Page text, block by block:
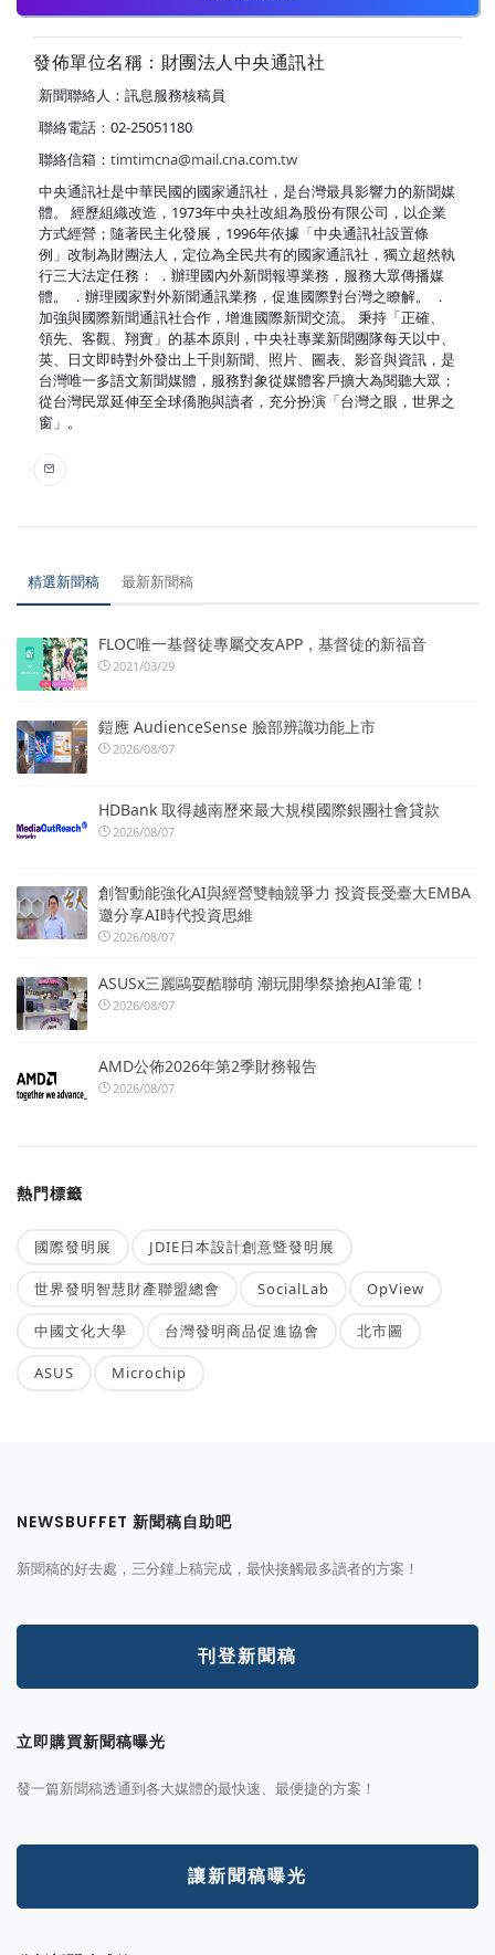
發佈單位名稱：財團法人中央通訊社
新聞聯絡人：訊息服務核稿員
聯絡電話：02-25051180
聯絡信箱： timtimcna@mail.cna.com.tw
中央通訊社是中華民國的國家通訊社，是台灣最具影響力的新聞媒
體。 經歷組織改造，1973年中央社改組為股份有限公司，以企業
方式經營；隨著民主化發展，1996年依據「中央通訊社設置條
例」改制為財團法人，定位為全民共有的國家通訊社，獨立超然執
行三大法定任務： ．辦理國內外新聞報導業務，服務大眾傳播媒
體。 ．辦理國家對外新聞通訊業務，促進國際對台灣之瞭解。 ．
加強與國際新聞通訊社合作，增進國際新聞交流。 秉持「正確、
領先、客觀、翔實」的基本原則，中央社專業新聞團隊每天以中、
英、日文即時對外發出上千則新聞、照片、圖表、影音與資訊，是
台灣唯一多語文新聞媒體，服務對象從媒體客戶擴大為閱聽大眾；
從台灣民眾延伸至全球僑胞與讀者，充分扮演「台灣之眼，世界之
窗」。
精選新聞稿 最新新聞稿
FLOC唯一基督徒專屬交友APP，基督徒的新福音
2021/03/29
鎧應 AudienceSense 臉部辨識功能上市
2026/08/07
HDBank 取得越南歷來最大規模國際銀團社會貸款
2026/08/07
創智動能強化AI與經營雙軸競爭力 投資長受臺大EMBA
邀分享AI時代投資思維
2026/08/07
ASUSx三麗鷗耍酷聯萌 潮玩開學祭搶抱AI筆電！
2026/08/07
AMD公佈2026年第2季財務報告
2026/08/07
熱門標籤
國際發明展 JDIE日本設計創意暨發明展
世界發明智慧財產聯盟總會 SocialLab OpView
中國文化大學 台灣發明商品促進協會 北市圖
ASUS Microchip
NEWSBUFFET 新聞稿自助吧
新聞稿的好去處，三分鐘上稿完成，最快接觸最多讀者的方案！
刊登新聞稿
立即購買新聞稿曝光
發一篇新聞稿透通到各大媒體的最快速、最便捷的方案！
讓新聞稿曝光